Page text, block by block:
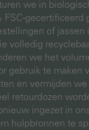
we in
FSC-gecertificeerd
of jassen
volledig
we het
gebruik te maken
en vermijden we
retourdozen
ingezet in
hulpbronnen te